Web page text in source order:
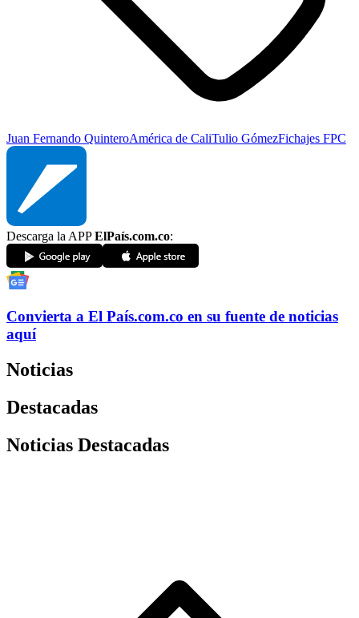
Juan Fernando QuinteroAmérica de CaliTulio GómezFichajes FPC
Descarga la APPElPaís.com.co:
Convierta a El País.com.co en su fuente de noticias
aquí
Noticias
Destacadas
Noticias Destacadas